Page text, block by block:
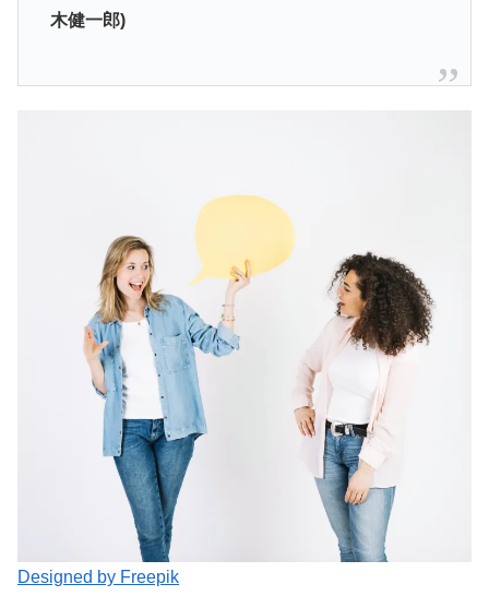
木健一郎)
Designed by Freepik